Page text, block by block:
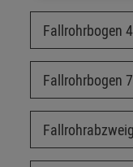
Fallrohrbogen
Fallrohrbogen